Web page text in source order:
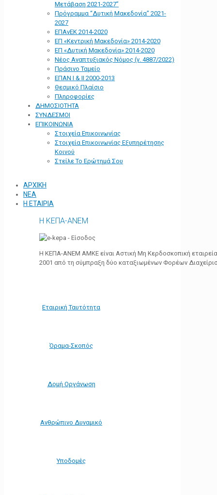
Μετάβαση 2021-2027”
Πρόγραμμα “Δυτική Μακεδονία” 2021-
2027
ΕΠΑνΕΚ 2014-2020
ΕΠ «Kεντρική Μακεδονία» 2014-2020
ΕΠ «Δυτική Μακεδονία» 2014-2020
Νέος Αναπτυξιακός Νόμος (ν. 4887/2022)
Πράσινο Ταμείο
ΕΠΑΝ Ι & ΙΙ 2000-2013
Θεσμικό Πλαίσιο
Πληροφορίες
ΔΗΜΟΣΙΟΤΗΤΑ
ΣΥΝΔΕΣΜΟΙ
ΕΠΙΚΟΙΝΩΝΙΑ
Στοιχεία Επικοινωνίας
Στοιχεία Επικοινωνίας Εξυπηρέτησης
Κοινού
Στείλε Το Ερώτημά Σου
ΑΡΧΙΚΗ
ΝΕΑ
Η ΕΤΑΙΡΙΑ
Η ΚΕΠΑ-ΑΝΕΜ
Η ΚΕΠΑ-ΑΝΕΜ ΑΜΚΕ είναι Αστική Μη Κερδοσκοπική
2001 από τη σύμπραξη δύο καταξιωμένων Φορέων
Εταιρική Ταυτότητα
Όραμα-Σκοπός
Δομή Οργάνωση
Ανθρώπινο Δυναμικό
Υποδομές